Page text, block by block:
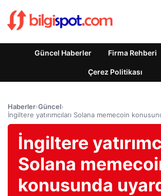
Güncel Haberler Firma Rehberi
Çerez Politikası
Haberler›Güncel›
İngiltere yatırımcıları Solana memecoin
İngiltere
Solana
konusunda